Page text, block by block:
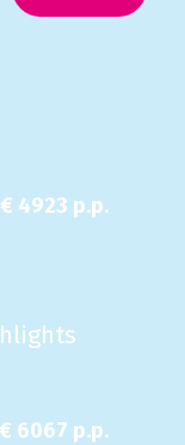
4923 p.p.
6067 p.p.